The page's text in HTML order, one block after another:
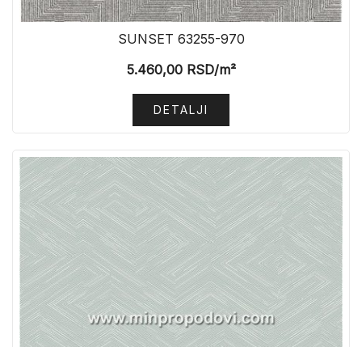
SUNSET 63255-970
5.460,00RSD/m²
DETALJI